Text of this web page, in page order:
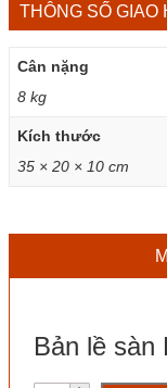
THÔNG SỐ GIAO
Cân nặng
8 kg
Kích thước
35 × 20 × 10 cm
Bản lề sàn